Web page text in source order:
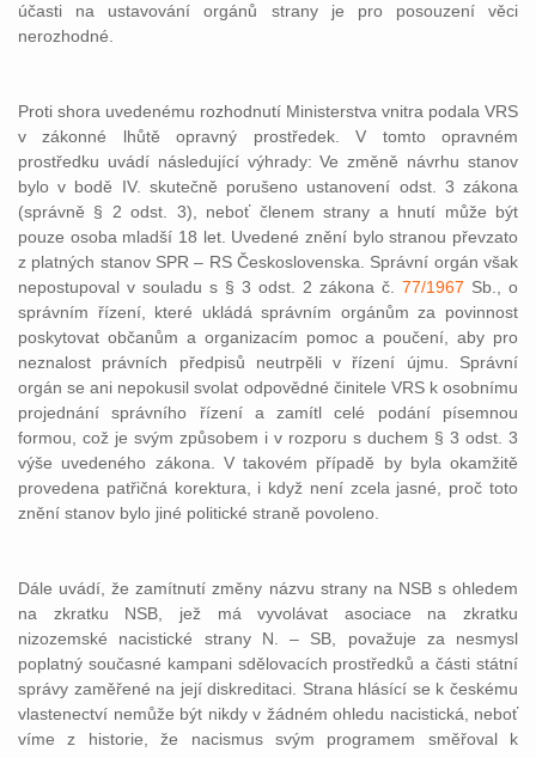
účasti na ustavování orgánů strany je pro posouzení věci
nerozhodné.
Proti shora uvedenému rozhodnutí Ministerstva vnitra podala VRS
v zákonné lhůtě opravný prostředek. V tomto opravném
prostředku uvádí následující výhrady: Ve změně návrhu stanov
bylo v bodě IV. skutečně porušeno ustanovení odst. 3 zákona
(správně § 2 odst. 3), neboť členem strany a hnutí může být
pouze osoba mladší 18 let. Uvedené znění bylo stranou převzato
z platných stanov SPR – RS Československa. Správní orgán však
nepostupoval v souladu s § 3 odst. 2 zákona č. 77/1967 Sb., o
správním řízení, které ukládá správním orgánům za povinnost
poskytovat občanům a organizacím pomoc a poučení, aby pro
neznalost právních předpisů neutrpěli v řízení újmu. Správní
orgán se ani nepokusil svolat odpovědné činitele VRS k osobnímu
projednání správního řízení a zamítl celé podání písemnou
formou, což je svým způsobem i v rozporu s duchem § 3 odst. 3
výše uvedeného zákona. V takovém případě by byla okamžitě
provedena patřičná korektura, i když není zcela jasné, proč toto
znění stanov bylo jiné politické straně povoleno.
Dále uvádí, že zamítnutí změny názvu strany na NSB s ohledem
na zkratku NSB, jež má vyvolávat asociace na zkratku
nizozemské nacistické strany N. – SB, považuje za nesmysl
poplatný současné kampani sdělovacích prostředků a části státní
správy zaměřené na její diskreditaci. Strana hlásící se k českému
vlastenectví nemůže být nikdy v žádném ohledu nacistická, neboť
víme z historie, že nacismus svým programem směřoval k